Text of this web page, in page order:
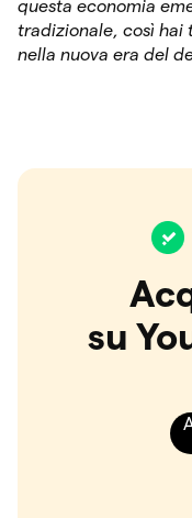
questa economia
tradizionale, così hai
nella nuova era del
su